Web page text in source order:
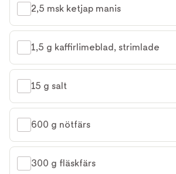
2,5 msk ketjap manis
1,5 g kaffirlimeblad, strimlade
15 g salt
600 g nötfärs
300 g fläskfärs